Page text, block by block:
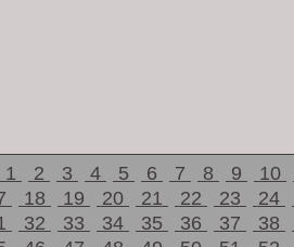
1 2 3 4 5 6 7 8 9 10
18 19 20 21 22 23 24
32 33 34 35 36 37 38